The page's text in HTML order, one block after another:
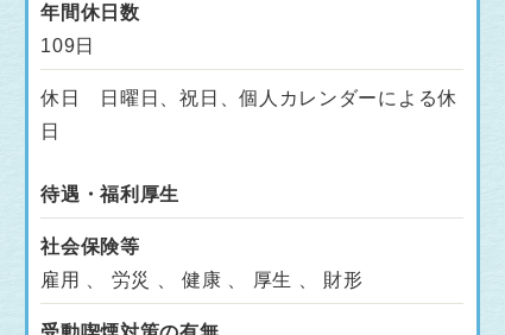
年間休日数
109日
休日 日曜日、祝日、個人カレンダーによる休
日
待遇・福利厚生
社会保険等
雇用 、 労災 、 健康 、 厚生 、 財形